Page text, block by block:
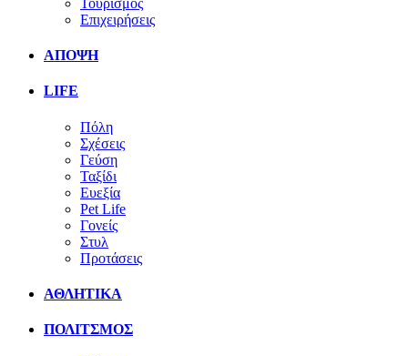
Επιχειρήσεις
ΑΠΟΨΗ
LIFE
Πόλη
Σχέσεις
Γεύση
Ταξίδι
Ευεξία
Pet Life
Γονείς
Στυλ
Προτάσεις
ΑΘΛΗΤΙΚΑ
ΠΟΛΙΤΣΜΟΣ